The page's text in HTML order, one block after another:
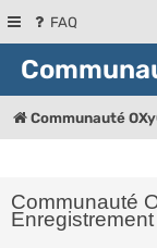
FAQ
Communauté
Communauté
Enregistrement